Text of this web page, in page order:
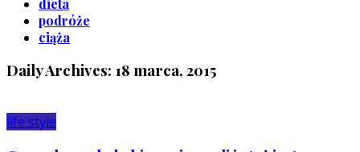
podróże
ciąża
Daily Archives: 18 marca, 2015
life style